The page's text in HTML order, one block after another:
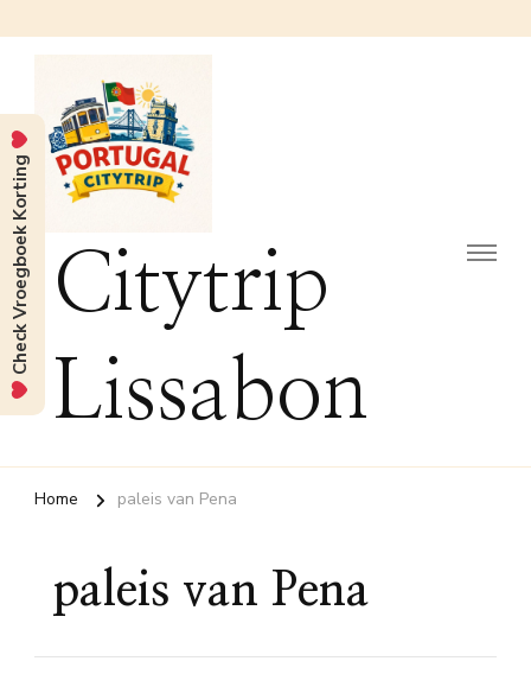
Citytrip
Lissabon
Home paleis van Pena
paleis van Pena
Check Vroegboek Korting